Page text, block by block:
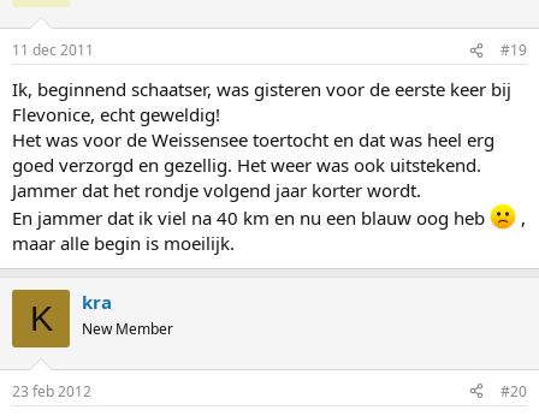
11 dec 2011 #19
Ik, beginnend schaatser, was gisteren voor de eerste keer bij
Flevonice, echt geweldig!
Het was voor de Weissensee toertocht en dat was heel erg
goed verzorgd en gezellig. Het weer was ook uitstekend.
Jammer dat het rondje volgend jaar korter wordt.
En jammer dat ik viel na 40 km en nu een blauw oog heb
,
maar alle begin is moeilijk.
K kra
New Member
23 feb 2012 #20